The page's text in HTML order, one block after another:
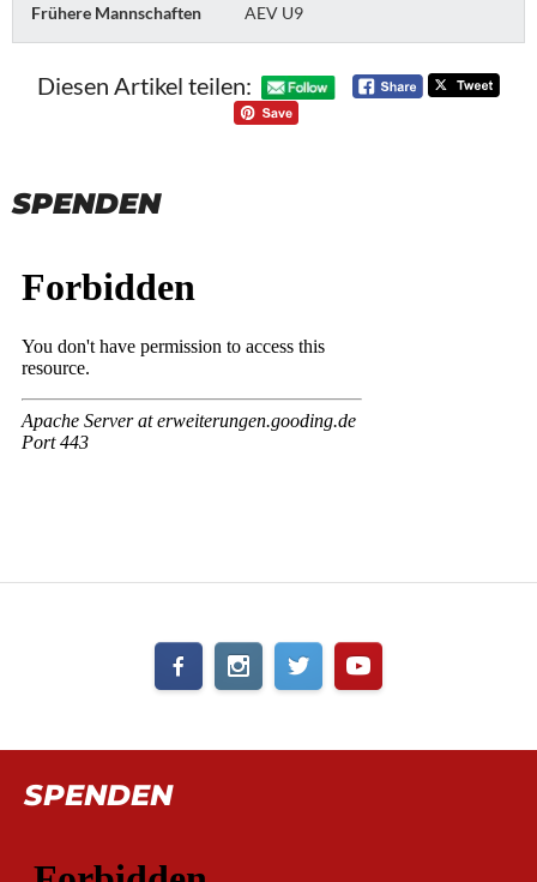
Frühere Mannschaften AEV U9
Diesen Artikel teilen:
SPENDEN
SPENDEN